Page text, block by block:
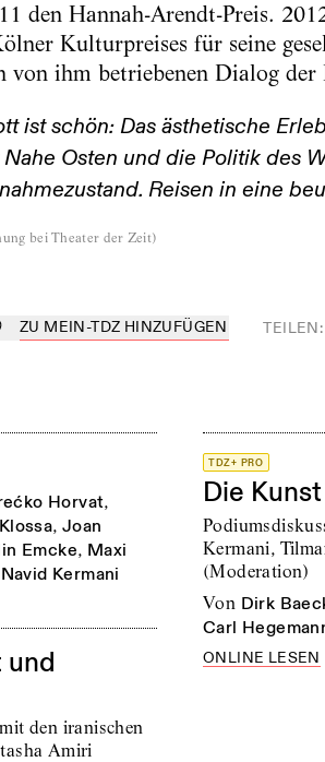
den Hannah-Arendt-Preis.
Kulturpreises für seine
von ihm betriebenen Dialog
ist schön: Das ästhetische
Osten und die Politik des
Reisen in eine
bei Theater der Zeit)
TdZ hinzufügen
ZU MEIN-TDZ HINZUFÜGEN TEILEN:
Horvat,
, Joan
Emcke, Maxi
Navid Kermani
TDZ+ PRO
Die
Kermani,
(Moderation)
von Dirk
Carl
ONLINE LESEN
und
den iranischen
Amiri